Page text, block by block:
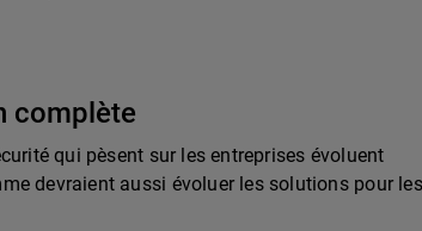
complète
qui pèsent sur les entreprises évoluent
devraient aussi évoluer les solutions pour les